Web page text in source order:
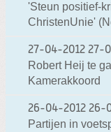
'Steun positief-
ChristenUnie'
27-04-2012 27-
Robert Heij te
Kamerakkoord
26-04-2012 26-
Partijen in